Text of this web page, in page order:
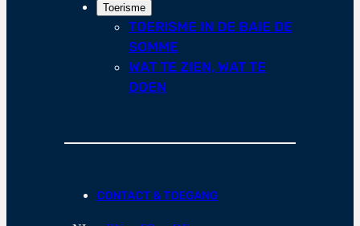
Toerisme
TOERISME IN DE BAIE DE
SOMME
WAT TE ZIEN, WAT TE
DOEN
CONTACT & TOEGANG